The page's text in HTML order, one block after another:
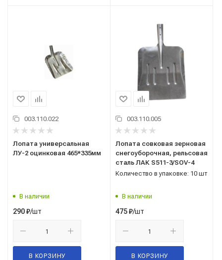
003.110.022
Лопата универсальная
ЛУ-2 оцинковая 465*335мм
В наличии
290₽/шт
В КОРЗИНУ
003.110.005
Лопата совковая зерновая
снегоуборочная, рельсовая
сталь ЛАК S511-3/SOV-4
Количество в упаковке: 10 шт
В наличии
475₽/шт
В КОРЗИНУ